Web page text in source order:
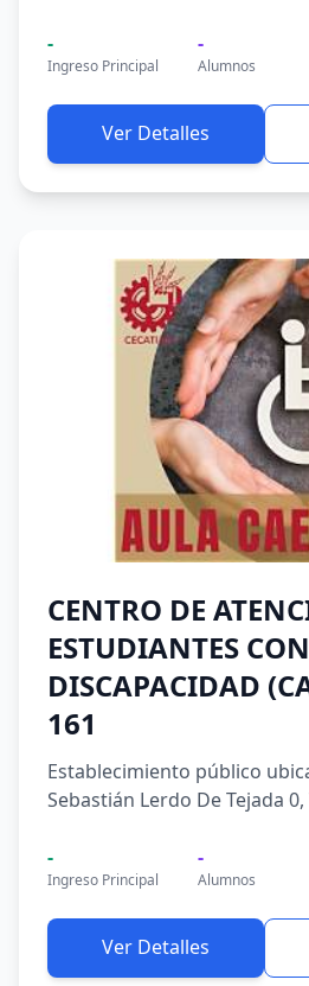
-
Ingreso Principal
-
Alumnos
Ver Detalles
CENTRO DE
ESTUDIANTES CON
DISCAPACIDAD
161
Establecimiento público
Sebastián Lerdo De Tejada 0,
-
Ingreso Principal
-
Alumnos
Ver Detalles